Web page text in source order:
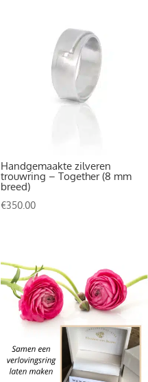
Handgemaakte zilveren
trouwring – Together (8 mm
breed)
€350.00